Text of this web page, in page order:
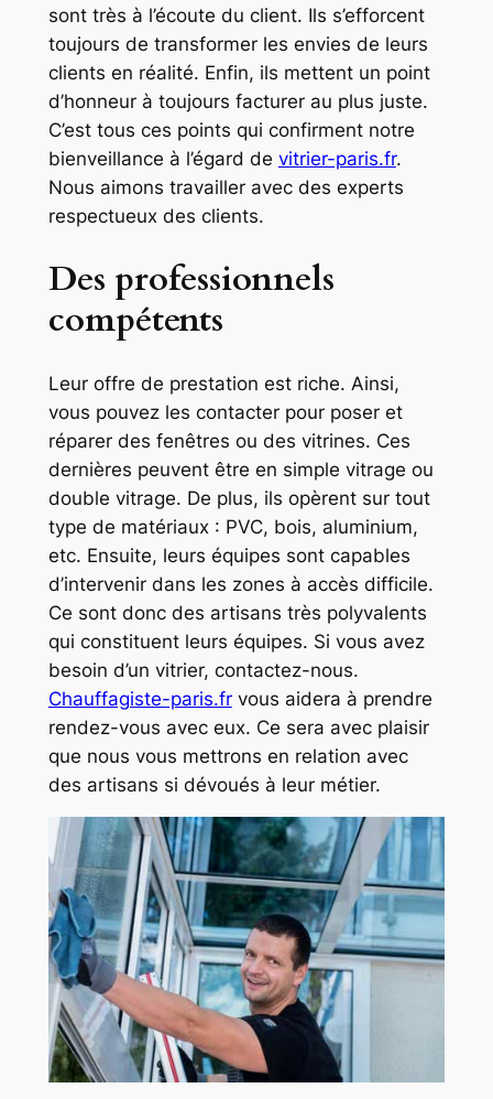
sont très à l’écoute du client. Ils s’efforcent
toujours de transformer les envies de leurs
clients en réalité. Enfin, ils mettent un point
d’honneur à toujours facturer au plus juste.
C’est tous ces points qui confirment notre
bienveillance à l’égard de vitrier-paris.fr.
Nous aimons travailler avec des experts
respectueux des clients.
Des professionnels
compétents
Leur offre de prestation est riche. Ainsi,
vous pouvez les contacter pour poser et
réparer des fenêtres ou des vitrines. Ces
dernières peuvent être en simple vitrage ou
double vitrage. De plus, ils opèrent sur tout
type de matériaux : PVC, bois, aluminium,
etc. Ensuite, leurs équipes sont capables
d’intervenir dans les zones à accès difficile.
Ce sont donc des artisans très polyvalents
qui constituent leurs équipes. Si vous avez
besoin d’un vitrier, contactez-nous.
Chauffagiste-paris.frvous aidera à prendre
rendez-vous avec eux. Ce sera avec plaisir
que nous vous mettrons en relation avec
des artisans si dévoués à leur métier.